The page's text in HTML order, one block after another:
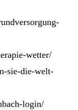
wetter/
sie-die-welt-
login/